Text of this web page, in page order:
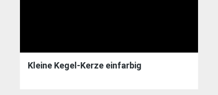
Kleine Kegel-Kerze einfarbig